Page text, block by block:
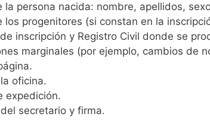
la persona nacida: nombre, apellidos,
los progenitores (si constan en la
inscripción y Registro Civil donde se
marginales (por ejemplo, cambios de
oficina.
expedición.
secretario y firma.